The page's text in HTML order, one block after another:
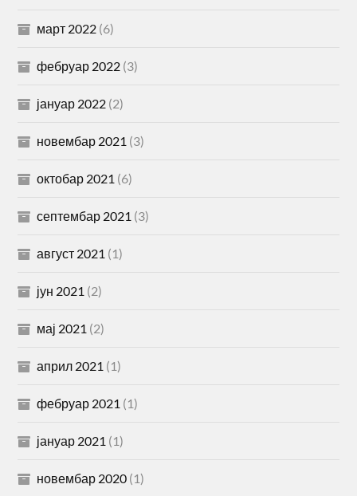
март 2022 (6)
фебруар 2022 (3)
јануар 2022 (2)
новембар 2021 (3)
октобар 2021 (6)
септембар 2021 (3)
август 2021 (1)
јун 2021 (2)
мај 2021 (2)
април 2021 (1)
фебруар 2021 (1)
јануар 2021 (1)
новембар 2020 (1)